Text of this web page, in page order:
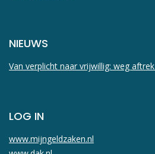
NIEUWS
Van verplicht naar vrijwillig: weg
LOG IN
www.mijngeldzaken.nl